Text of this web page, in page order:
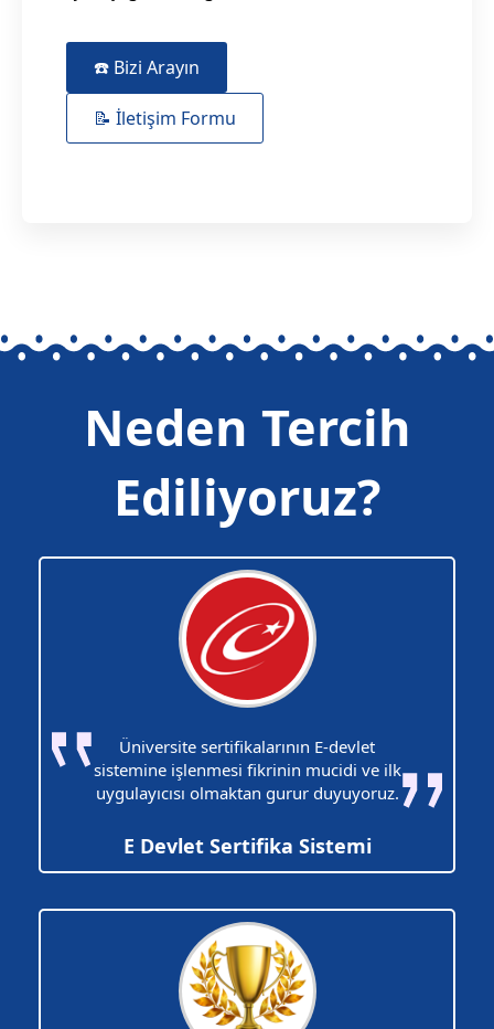
☎️ Bizi Arayın
📝 İletişim Formu
Neden Tercih
Ediliyoruz?
Üniversite sertifikalarının E-devlet
sistemine işlenmesi fikrinin mucidi ve ilk
uygulayıcısı olmaktan gurur duyuyoruz.
E Devlet Sertifika Sistemi